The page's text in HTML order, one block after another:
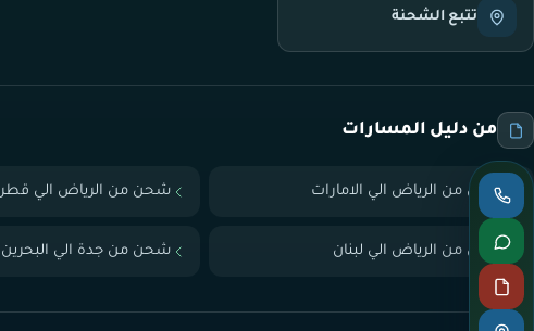
تتبع الشحنة
من دليل المسارات
شحن من الرياض الي الامارات شحن من الرياض الي قطر
شحن من الرياض الي لبنان شحن من جدة الي البحرين